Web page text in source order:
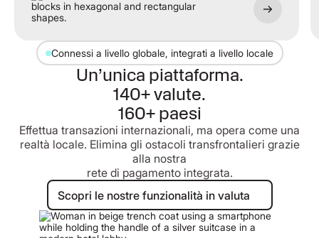
Connessi a livello globale, integrati a livello locale
Un’unica piattaforma.
140+ valute.
160+ paesi
Effettua transazioni internazionali, ma opera come una
realtà locale. Elimina gli ostacoli transfrontalieri grazie
alla nostra
rete di pagamento integrata.
Scopri le nostre funzionalità in
Scopri le nostre funzionalità in valuta